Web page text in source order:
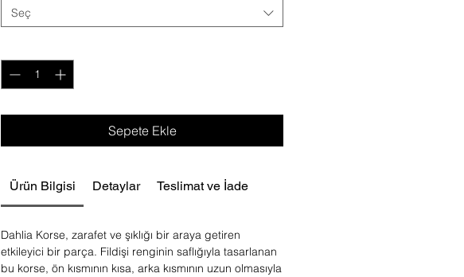
Seç
Sepete Ekle
Ürün Bilgisi Detaylar Teslimat ve İade
Dahlia Korse, zarafet ve şıklığı bir araya getiren
etkileyici bir parça. Fildişi renginin saflığıyla tasarlanan
bu korse, ön kısmının kısa, arka kısmının uzun olmasıyla